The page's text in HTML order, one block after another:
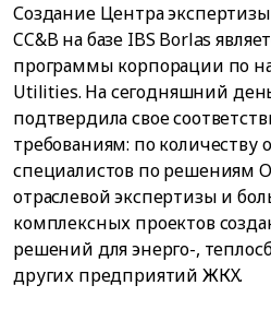
Создание Центра
CC&B на базе IBS Borlas
программы корпорации по
Utilities. На сегодняшний
подтвердила свое
требованиям: по количеству
специалистов по решениям
отраслевой экспертизы и
комплексных проектов
решений для энерго-,
других предприятий ЖКХ.